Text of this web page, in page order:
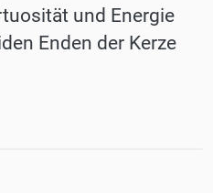
und Energie
Enden der Kerze